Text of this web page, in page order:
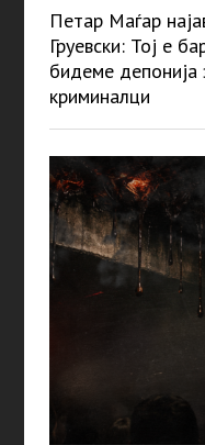
Петар Маѓар
Груевски: Тој е
бидеме депонија
криминалци